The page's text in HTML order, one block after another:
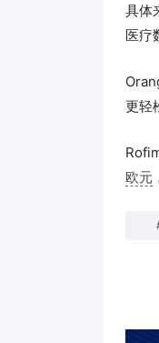
具体
医疗
更轻
欧元